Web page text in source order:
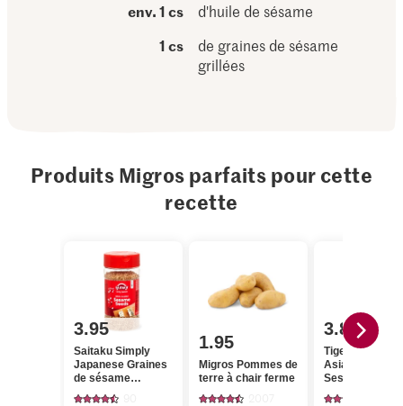
env. 1 cs
d'huile de sésame
1 cs
de graines de sésame
grillées
Produits Migros parfaits pour cette
recette
3.95
Saitaku Simply
Japanese Graines
de sésame
blanches grillées
1.95
Migros Pommes de
terre à chair ferme
3.80
Tiger Kitchen
Asian Style
Sesame Oil